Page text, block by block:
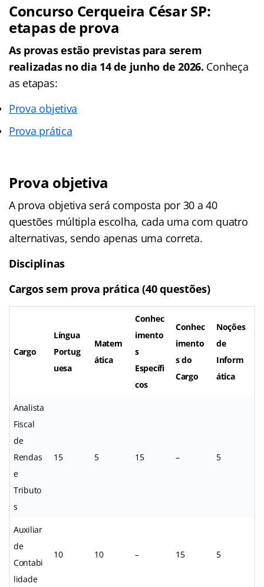
Concurso Cerqueira César SP:
etapas de prova
As provas estão previstas para serem
realizadas no dia 14 de junho de 2026. Conheça
as etapas:
Prova objetiva
Prova prática
Prova objetiva
A prova objetiva será composta por 30 a 40
questões múltipla escolha, cada uma com quatro
alternativas, sendo apenas uma correta.
Disciplinas
Cargos sem prova prática (40 questões)
Cargo
Língua
Portug
uesa
Matem
ática
Conhec
imento
s
Específi
cos
Conhec
imento
s do
Cargo
Noções
de
Inform
ática
Analista
Fiscal
de
Rendas
e
Tributo
s
15 5 15 – 5
Auxiliar
de
Contabi
lidade
10 10 – 15 5